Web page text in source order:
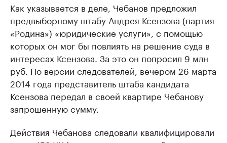
Как указывается в деле, Чебанов предложил
предвыборному штабу Андрея Ксензова (партия
«Родина») «юридические услуги», с помощью
которых он мог бы повлиять на решение суда в
интересах Ксензова. За это он попросил 9 млн
руб. По версии следователей, вечером 26 марта
2014 года представитель штаба кандидата
Ксензова передал в своей квартире Чебанову
запрошенную сумму.
Действия Чебанова следовали квалифицировали